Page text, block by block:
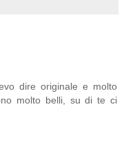
dire originale e molto
molto belli, su di te ci